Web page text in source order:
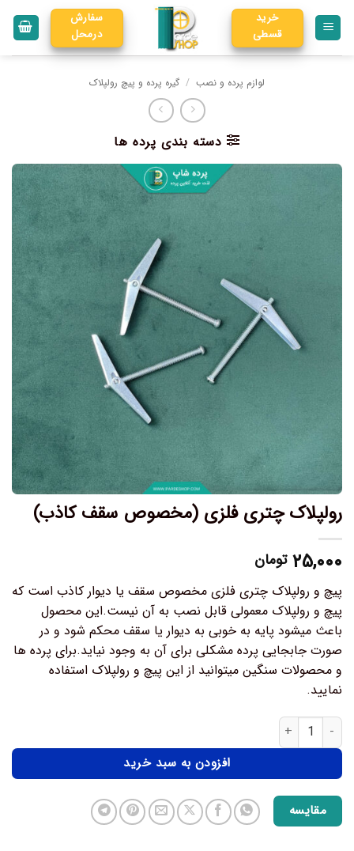
خرید
قسطی
سفارش
درمحل
لوازم پرده و نصب / گیره پرده و پیچ رولپلاک
دسته بندی پرده ها
رولپلاک چتری فلزی (مخصوص سقف کاذب)
۲۵,۰۰۰ تومان
پیچ و رولپلاک چتری فلزی مخصوص سقف یا دیوار کاذب است که
پیچ و رولپلاک معمولی قابل نصب به آن نیست.این محصول
باعث میشود پایه به خوبی به دیوار یا سقف محکم شود و در
صورت جابجایی پرده مشکلی برای آن به وجود نیاید.برای پرده ها
و محصولات سنگین میتوانید از این پیچ و رولپلاک استفاده
نمایید.
افزودن به سبد خرید
مقایسه